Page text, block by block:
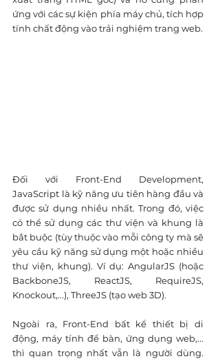
ứng với các sự kiện phía máy chủ, tích hợp
tính chất động vào trải nghiệm trang web.
Đối với Front-End Development,
JavaScript là kỹ năng ưu tiên hàng đầu và
được sử dụng nhiều nhất. Trong đó, việc
có thể sử dụng các thư viện và khung là
bắt buộc (tùy thuộc vào mỗi công ty mà sẽ
yêu cầu kỹ năng sử dụng một hoặc nhiều
thư viện, khung). Ví dụ: AngularJS (hoặc
BackboneJS, ReactJS, RequireJS,
Knockout,...), ThreeJS (tạo web 3D).
Ngoài ra, Front-End bất kể thiết bị di
động, máy tính để bàn, ứng dụng web,...
thì quan trọng nhất vẫn là người dùng.